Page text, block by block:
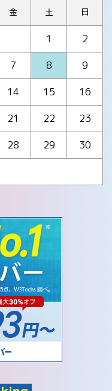
金 土 日
1
2
7 8
9
14 15
16
21 22
23
28 29
30